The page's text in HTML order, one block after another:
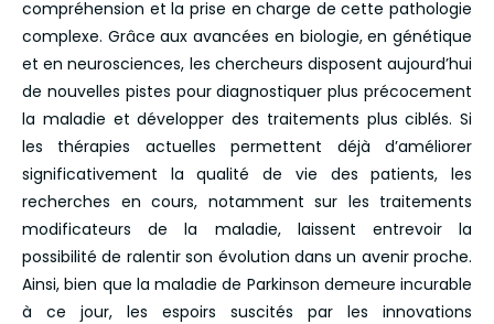
compréhension et la prise en charge de cette pathologie
complexe. Grâce aux avancées en biologie, en génétique
et en neurosciences, les chercheurs disposent aujourd’hui
de nouvelles pistes pour diagnostiquer plus précocement
la maladie et développer des traitements plus ciblés. Si
les thérapies actuelles permettent déjà d’améliorer
significativement la qualité de vie des patients, les
recherches en cours, notamment sur les traitements
modificateurs de la maladie, laissent entrevoir la
possibilité de ralentir son évolution dans un avenir proche.
Ainsi, bien que la maladie de Parkinson demeure incurable
à ce jour, les espoirs suscités par les innovations